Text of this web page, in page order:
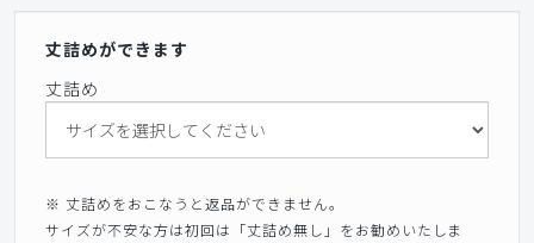
丈詰めができます
丈詰め
※ 丈詰めをおこなうと返品ができません。
サイズが不安な方は初回は「丈詰め無し」をお勧めいたしま